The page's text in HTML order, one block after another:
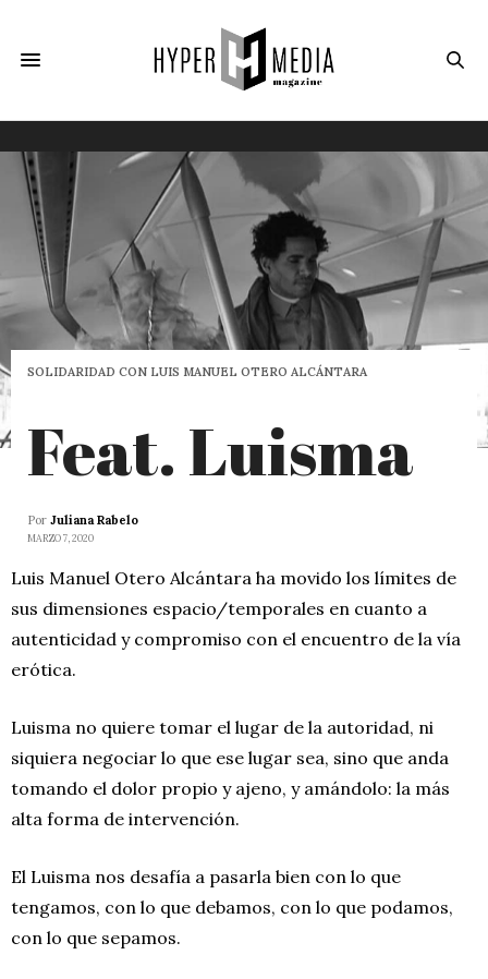
SOLIDARIDAD CON LUIS MANUEL OTERO ALCÁNTARA
Feat. Luisma
Por Juliana Rabelo
MARZO 7, 2020
Luis Manuel Otero Alcántara ha movido los límites de
sus dimensiones espacio/temporales en cuanto a
autenticidad y compromiso con el encuentro de la vía
erótica.
Luisma no quiere tomar el lugar de la autoridad, ni
siquiera negociar lo que ese lugar sea, sino que anda
tomando el dolor propio y ajeno, y amándolo: la más
alta forma de intervención.
El Luisma nos desafía a pasarla bien con lo que
tengamos, con lo que debamos, con lo que podamos,
con lo que sepamos.